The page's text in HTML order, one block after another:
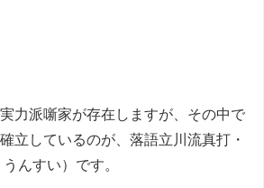
力派噺家が存在しますが、その中で
立しているのが、落語立川流真打・
んすい）です。